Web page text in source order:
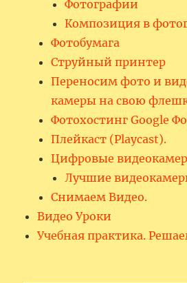
Фотографии
Композиция в
Фотобумага
Струйный принтер
Переносим фото и
камеры на свою
Фотохостинг Google
Плейкаст (Playcast).
Цифровые
Лучшие
Снимаем Видео.
Видео Уроки
Учебная практика.